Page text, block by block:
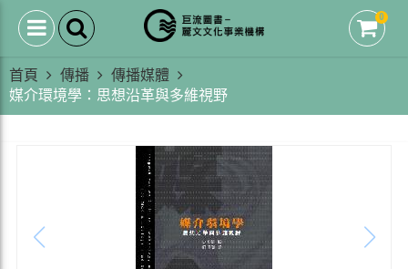
0
首頁 傳播
傳播媒體
媒介環境學：思想沿革與多維視野